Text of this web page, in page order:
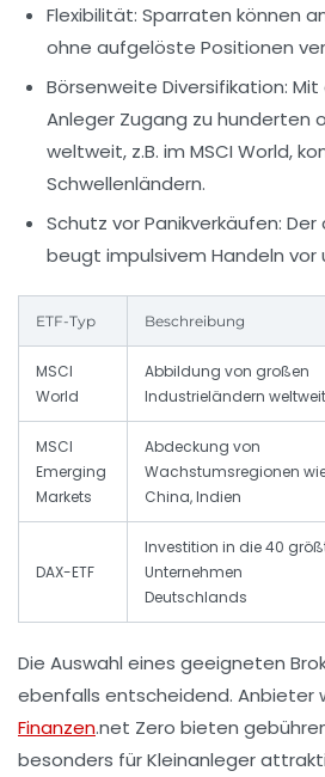
Flexibilität: Sparraten können
ohne aufgelöste Positionen
Börsenweite Diversifikation: Mit
Anleger Zugang zu hunderten
weltweit, z.B. im MSCI World,
Schwellenländern.
Schutz vor Panikverkäufen: Der
beugt impulsivem Handeln vor
ETF-Typ Beschreibung
MSCI
World
Abbildung von großen
Industrieländern weltweit
MSCI
Emerging
Markets
Abdeckung von
Wachstumsregionen
China, Indien
DAX-ETF
Investition in die 40
Unternehmen
Deutschlands
Die Auswahl eines geeigneten
ebenfalls entscheidend. Anbieter
Finanzen.net Zero bieten
besonders für Kleinanleger